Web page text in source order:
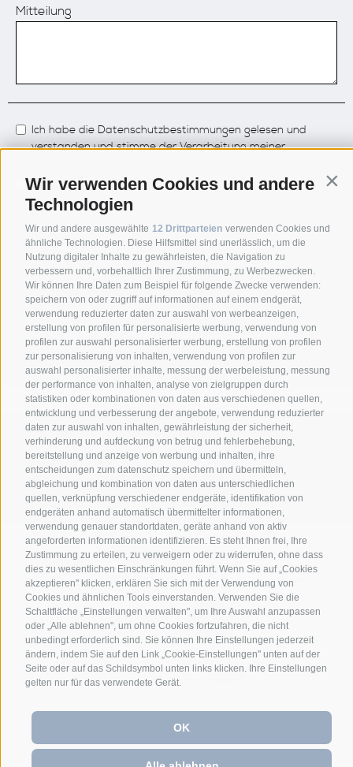
Wir verwenden Cookies und andere
Technologien
Wir und andere ausgewählte 12 Drittparteien verwenden Cookies und
ähnliche Technologien. Diese Hilfsmittel sind unerlässlich, um die
Nutzung digitaler Inhalte zu gewährleisten, die Navigation zu
verbessern und, vorbehaltlich Ihrer Zustimmung, zu Werbezwecken.
Wir können Ihre Daten zum Beispiel für folgende Zwecke verwenden:
speichern von oder zugriff auf informationen auf einem endgerät,
verwendung reduzierter daten zur auswahl von werbeanzeigen,
erstellung von profilen für personalisierte werbung, verwendung von
profilen zur auswahl personalisierter werbung, erstellung von profilen
zur personalisierung von inhalten, verwendung von profilen zur
auswahl personalisierter inhalte, messung der werbeleistung, messung
der performance von inhalten, analyse von zielgruppen durch
statistiken oder kombinationen von daten aus verschiedenen quellen,
entwicklung und verbesserung der angebote, verwendung reduzierter
daten zur auswahl von inhalten, gewährleistung der sicherheit,
verhinderung und aufdeckung von betrug und fehlerbehebung,
bereitstellung und anzeige von werbung und inhalten, ihre
entscheidungen zum datenschutz speichern und übermitteln,
abgleichung und kombination von daten aus unterschiedlichen
quellen, verknüpfung verschiedener endgeräte, identifikation von
endgeräten anhand automatisch übermittelter informationen,
verwendung genauer standortdaten, geräte anhand von aktiv
angeforderten informationen identifizieren. Es steht Ihnen frei, Ihre
Zustimmung zu erteilen, zu verweigern oder zu widerrufen, ohne dass
dies zu wesentlichen Einschränkungen führt. Wenn Sie auf „Cookies
akzeptieren" klicken, erklären Sie sich mit der Verwendung von
Cookies und ähnlichen Tools einverstanden. Verwenden Sie die
Schaltfläche „Einstellungen verwalten", um Ihre Auswahl anzupassen
oder „Alle ablehnen", um ohne Cookies fortzufahren, die nicht
unbedingt erforderlich sind. Sie können Ihre Einstellungen jederzeit
ändern, indem Sie auf den Link „Cookie-Einstellungen" unten auf der
Seite oder auf das Schildsymbol unten links klicken. Ihre Einstellungen
gelten nur für das verwendete Gerät.
OK
Mitteilung
Ich habe die Datenschutzbestimmungen gelesen und
verstanden und stimme der Verarbeitung meiner
Um den Newsletter zu abonnieren und Informationen zu
Neuigkeiten und Angeboten zu erhalten, bestätige ich die
Datenschutzbestimmungen gelesen und verstanden zu
haben und stimme der Verarbeitung meiner
personenbezogenen Daten zu.
*= Pflichtfelder
Anett Hotel • Jaufenstraße 24
39040
Ratschings/ Sterzing • Südtirol/Italien •
0472 628026 • info@anett-hotel.com
Impressum • Sitemap Cookie-Richtlinie Privacy •
Cookie Präferenzen